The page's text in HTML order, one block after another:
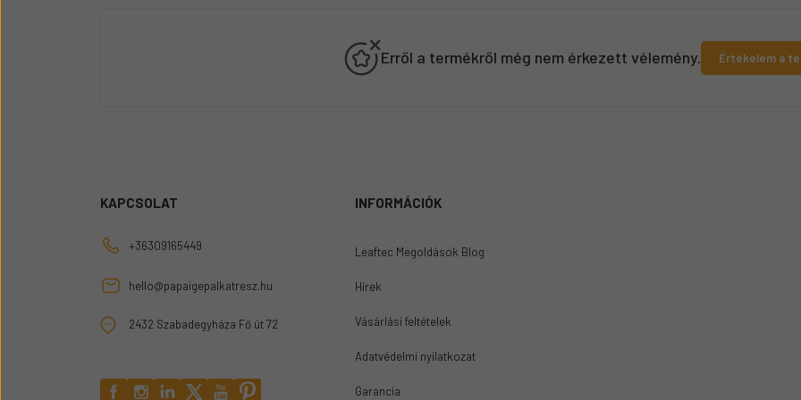
Erről a termékről még nem érkezett vélemény. Értékelem a
KAPCSOLAT
+36309165449
hello@papaigepalkatresz.hu
2432 Szabadegyháza Fő út 72
INFORMÁCIÓK
Leaftec Megoldások Blog
Hírek
Vásárlási feltételek
Adatvédelmi nyilatkozat
Garancia